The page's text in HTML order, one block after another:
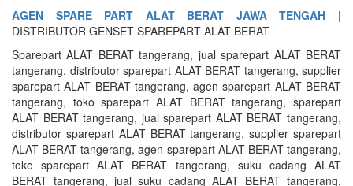
AGEN SPARE PART ALAT BERAT JAWA TENGAH |
DISTRIBUTOR GENSET SPAREPART ALAT BERAT
Sparepart ALAT BERAT tangerang, jual sparepart ALAT BERAT
tangerang, distributor sparepart ALAT BERAT tangerang, supplier
sparepart ALAT BERAT tangerang, agen sparepart ALAT BERAT
tangerang, toko sparepart ALAT BERAT tangerang, sparepart
ALAT BERAT tangerang, jual sparepart ALAT BERAT tangerang,
distributor sparepart ALAT BERAT tangerang, supplier sparepart
ALAT BERAT tangerang, agen sparepart ALAT BERAT tangerang,
toko sparepart ALAT BERAT tangerang, suku cadang ALAT
BERAT tangerang, jual suku cadang ALAT BERAT tangerang,